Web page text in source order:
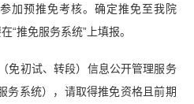
加预推免考核。确定推免至我院
“推免服务系统”上填报。
免初试、转段）信息公开管理服务
务系统），请取得推免资格且前期